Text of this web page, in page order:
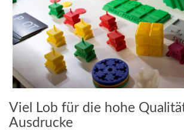
Viel Lob für die hohe
Ausdrucke